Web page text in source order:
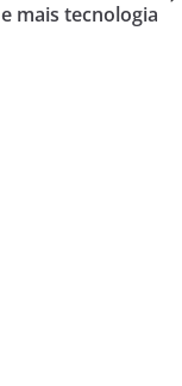
e mais tecnologia